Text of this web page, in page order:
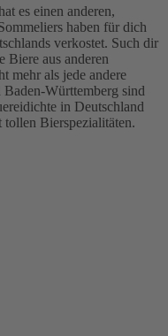
es einen anderen,
haben für dich
verkostet. Such dir
Biere aus anderen
mehr als jede andere
Württemberg sind
in Deutschland
tollen Bierspezialitäten.